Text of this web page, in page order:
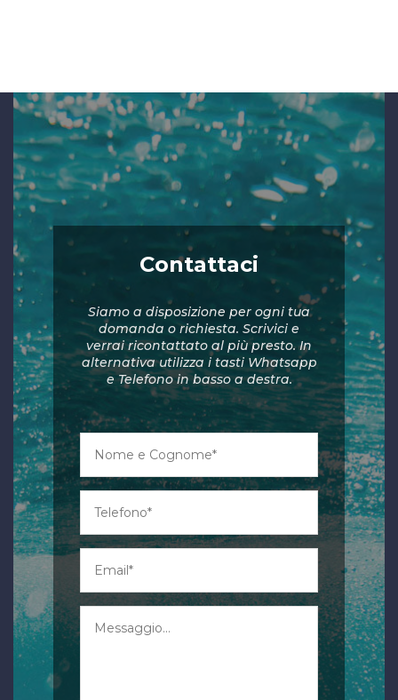
Contattaci
Siamo a disposizione per ogni tua
domanda o richiesta. Scrivici e
verrai ricontattato al più presto. In
alternativa utilizza i tasti Whatsapp
e Telefono in basso a destra.